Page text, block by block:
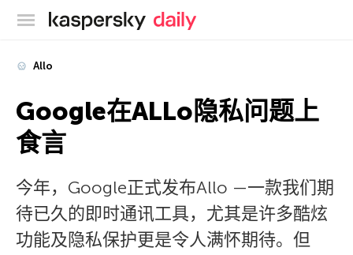
卡巴斯基官方博客
Allo
Google在ALLo隐私问题上
食言
今年，Google正式发布Allo —一款我们期
待已久的即时通讯工具，尤其是许多酷炫
功能及隐私保护更是令人满怀期待。但